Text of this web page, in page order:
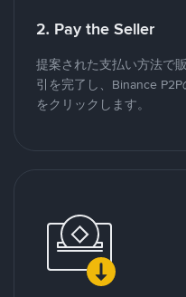
2. Pay the Seller
提案された支払い方法で
引を完了し、Binance
をクリックします。